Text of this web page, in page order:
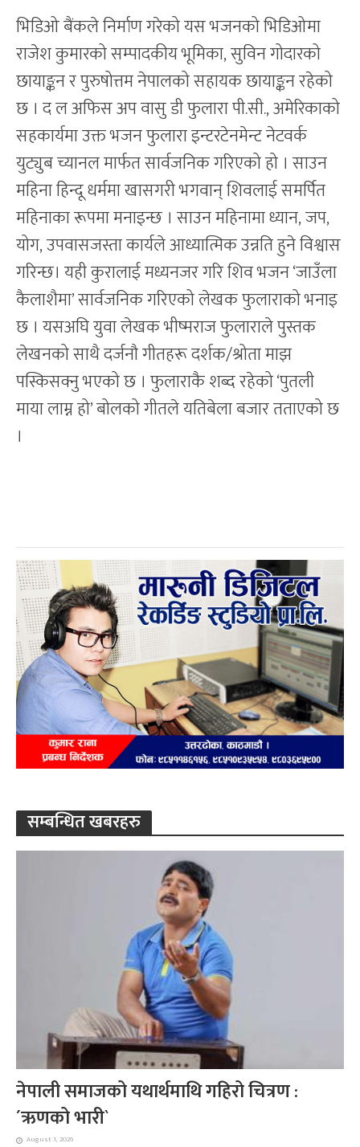
भिडिओ बैंकले निर्माण गरेको यस भजनको भिडिओमा
राजेश कुमारको सम्पादकीय भूमिका, सुविन गोदारको
छायाङ्कन र पुरुषोत्तम नेपालको सहायक छायाङ्कन रहेको
छ । द ल अफिस अप वासु डी फुलारा पी.सी., अमेरिकाको
सहकार्यमा उक्त भजन फुलारा इन्टरटेनमेन्ट नेटवर्क
युट्युब च्यानल मार्फत सार्वजनिक गरिएको हो । साउन
महिना हिन्दू धर्ममा खासगरी भगवान् शिवलाई समर्पित
महिनाका रूपमा मनाइन्छ । साउन महिनामा ध्यान, जप,
योग, उपवासजस्ता कार्यले आध्यात्मिक उन्नति हुने विश्वास
गरिन्छ। यही कुरालाई मध्यनजर गरि शिव भजन ‘जाउॅंला
कैलाशैमा’ सार्वजनिक गरिएको लेखक फुलाराको भनाइ
छ । यसअघि युवा लेखक भीष्मराज फुलाराले पुस्तक
लेखनको साथै दर्जनौ गीतहरू दर्शक/श्रोता माझ
पस्किसक्नु भएको छ । फुलाराकै शब्द रहेको ‘पुतली
माया लाम्न हो’ बोलको गीतले यतिबेला बजार तताएको छ
।
सम्बन्धित खबरहरु
नेपाली समाजको यथार्थमाथि गहिरो चित्रण :
´ऋणको भारी`
August 1, 2026